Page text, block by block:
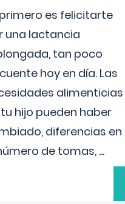
es felicitarte
una lactancia
tan poco
hoy en día. Las
alimenticias
hijo pueden haber
diferencias en
de tomas,...